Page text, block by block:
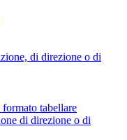
di direzione o di
tabellare
di direzione o di